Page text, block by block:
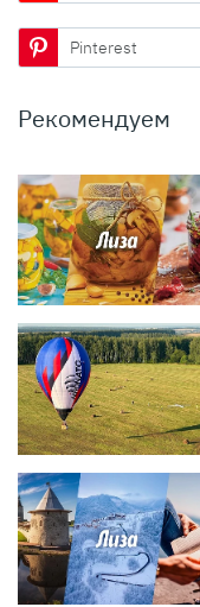
Pinterest
Рекомендуем